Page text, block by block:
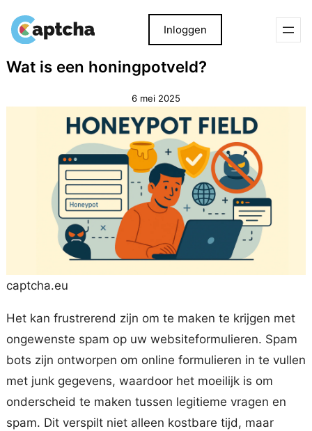
naar
naar
Inloggen
Wat is een honingpotveld?
6 mei 2025
captcha.eu
Het kan frustrerend zijn om te maken te krijgen met
ongewenste spam op uw websiteformulieren. Spam
bots zijn ontworpen om online formulieren in te vullen
met junk gegevens, waardoor het moeilijk is om
onderscheid te maken tussen legitieme vragen en
spam. Dit verspilt niet alleen kostbare tijd, maar